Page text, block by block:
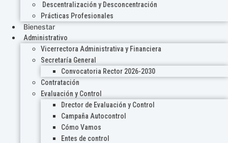
Descentralización y Desconcentración
Prácticas Profesionales
Bienestar
Administrativo
Vicerrectora Administrativa y Financiera
Secretaría General
Convocatoria Rector 2026-2030
Contratación
Evaluación y Control
Drector de Evaluación y Control
Campaña Autocontrol
Cómo Vamos
Entes de control